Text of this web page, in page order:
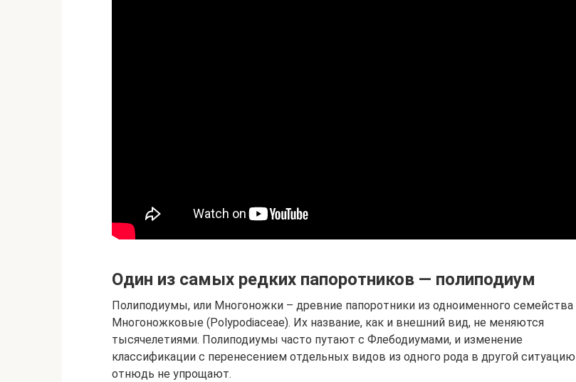
Один из самых редких папоротников — полиподиум
Полиподиумы, или Многоножки – древние папоротники из одноименного семейства
Многоножковые (Polypodiaceae). Их название, как и внешний вид, не меняются
тысячелетиями. Полиподиумы часто путают с Флебодиумами, и изменение
классификации с перенесением отдельных видов из одного рода в другой ситуацию
отнюдь не упрощают.